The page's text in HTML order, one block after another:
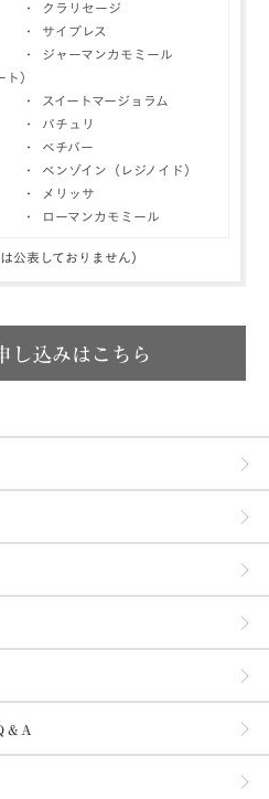
・ クラリセージ
・ サイプレス
・ ジャーマンカモミール
）
・ スイートマージョラム
・ パチュリ
・ ベチバー
・ ベンゾイン（レジノイド）
・ メリッサ
・ ローマンカモミール
公表しておりません）
し込みはこちら